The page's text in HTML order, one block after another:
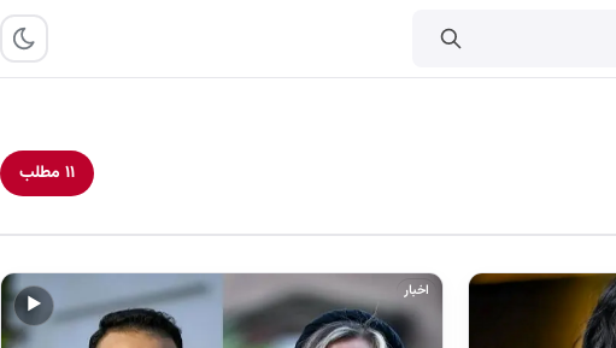
۱۱ مطلب
▶
اخبار